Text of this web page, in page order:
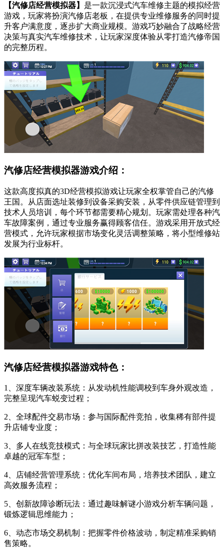
【汽修店经营模拟器】 是一款沉浸式汽车维修主题的模拟经营
游戏，玩家将扮演汽修店老板，在提供专业维修服务的同时提
升客户满意度，逐步扩大商业规模。游戏巧妙融合了战略经营
决策与真实汽车维修技术，让玩家深度体验从零打造汽修帝国
的完整历程。
汽修店经营模拟器游戏介绍：
这款高度拟真的3D经营模拟游戏让玩家全权掌管自己的汽修
王国。从店面选址装修到设备采购安装，从零件供应链管理到
技术人员培训，每个环节都需要精心规划。玩家需处理各种汽
车故障案例，通过专业服务赢得顾客信任。游戏采用开放式经
营模式，允许玩家根据市场变化灵活调整策略，将小型维修站
发展为行业标杆。
汽修店经营模拟器游戏特色：
1、深度车辆改装系统：从发动机性能调校到车身外观改造，
完整呈现汽车蜕变过程；
2、全球配件交易市场：参与国际配件竞拍，收集稀有部件提
升店铺专业度；
3、多人在线竞技模式：与全球玩家比拼改装技艺，打造性能
卓越的冠军车型；
4、店铺经营管理系统：优化车间布局，培养技术团队，建立
高效服务流程；
5、创新故障诊断玩法：通过趣味解谜小游戏分析车辆问题，
锻炼逻辑思维能力；
6、动态市场交易机制：把握零件价格波动，制定精准采购销
售策略。